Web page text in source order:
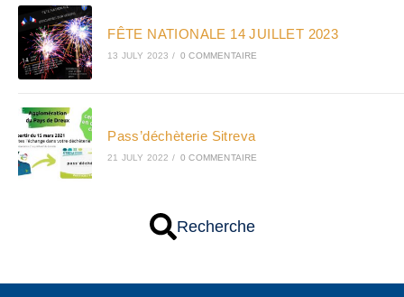
FÊTE NATIONALE 14 JUILLET 2023
13 JULY 2023 / 0 COMMENTAIRE
Pass’déchèterie Sitreva
21 JULY 2022 / 0 COMMENTAIRE
Recherche